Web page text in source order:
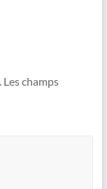
Les champs